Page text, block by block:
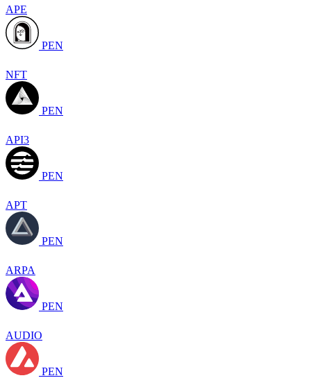
APE
PEN
NFT
PEN
API3
PEN
APT
PEN
ARPA
PEN
AUDIO
PEN